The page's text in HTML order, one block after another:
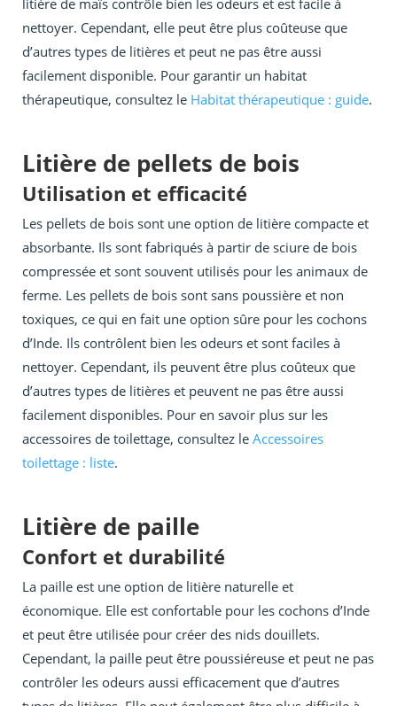
litière de maïs contrôle bien les odeurs et est facile à
nettoyer. Cependant, elle peut être plus coûteuse que
d’autres types de litières et peut ne pas être aussi
facilement disponible. Pour garantir un habitat
thérapeutique, consultez le Habitat thérapeutique : guide.
Litière de pellets de bois
Utilisation et efficacité
Les pellets de bois sont une option de litière compacte et
absorbante. Ils sont fabriqués à partir de sciure de bois
compressée et sont souvent utilisés pour les animaux de
ferme. Les pellets de bois sont sans poussière et non
toxiques, ce qui en fait une option sûre pour les cochons
d’Inde. Ils contrôlent bien les odeurs et sont faciles à
nettoyer. Cependant, ils peuvent être plus coûteux que
d’autres types de litières et peuvent ne pas être aussi
facilement disponibles. Pour en savoir plus sur les
accessoires de toilettage, consultez le Accessoires
toilettage : liste.
Litière de paille
Confort et durabilité
La paille est une option de litière naturelle et
économique. Elle est confortable pour les cochons d’Inde
et peut être utilisée pour créer des nids douillets.
Cependant, la paille peut être poussiéreuse et peut ne pas
contrôler les odeurs aussi efficacement que d’autres